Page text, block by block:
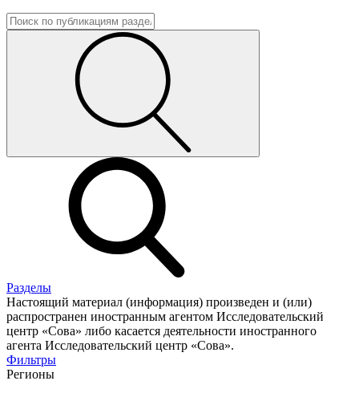
Разделы
Настоящий материал (информация) произведен и (или)
распространен иностранным агентом Исследовательский
центр «Сова» либо касается деятельности иностранного
агента Исследовательский центр «Сова».
Фильтры
Регионы